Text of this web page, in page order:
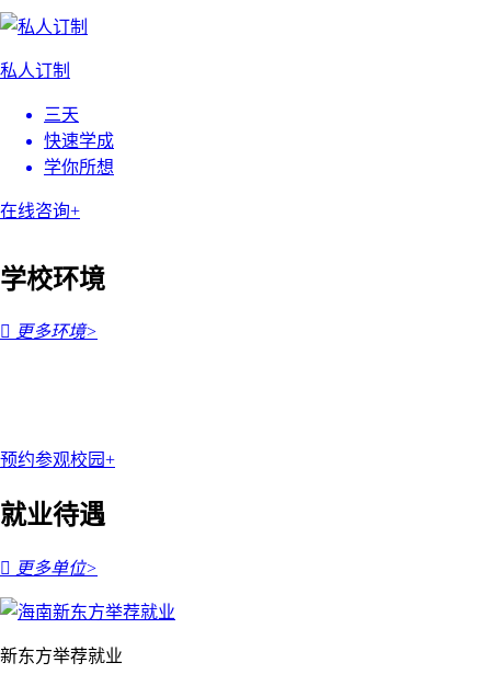
私人订制
三天
快速学成
学你所想
在线咨询+
学校环境
 更多环境>
预约参观校园+
就业待遇
 更多单位>
新东方举荐就业